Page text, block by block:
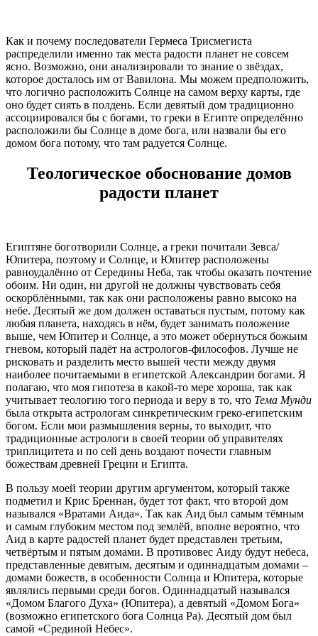
Как и почему последователи Гермеса Трисмегиста
распределили именно так места радости планет не совсем
ясно. Возможно, они анализировали то знание о звёздах,
которое досталось им от Вавилона. Мы можем предположить,
что логично расположить Солнце на самом верху карты, где
оно будет сиять в полдень. Если девятый дом традиционно
ассоциировался бы с богами, то греки в Египте определённо
расположили бы Солнце в доме бога, или назвали бы его
домом бога потому, что там радуется Солнце.
Теологическое обоснование домов
радости планет
Египтяне боготворили Солнце, а греки почитали Зевса/
Юпитера, поэтому и Солнце, и Юпитер расположены
равноудалённо от Середины Неба, так чтобы оказать почтение
обоим. Ни один, ни другой не должны чувствовать себя
оскорблёнными, так как они расположены равно высоко на
небе. Десятый же дом должен оставаться пустым, потому как
любая планета, находясь в нём, будет занимать положение
выше, чем Юпитер и Солнце, а это может обернуться божьим
гневом, который падёт на астрологов-философов. Лучше не
рисковать и разделить место вышей чести между двумя
наиболее почитаемыми в египетской Александрии богами. Я
полагаю, что моя гипотеза в какой-то мере хороша, так как
учитывает теологию того периода и веру в то, что Тема Мунди
была открыта астрологам синкретическим греко-египетским
богом. Если мои размышления верны, то выходит, что
традиционные астрологи в своей теории об управителях
триплицитета и по сей день воздают почести главным
божествам древней Греции и Египта.
В пользу моей теории другим аргументом, который также
подметил и Крис Бреннан, будет тот факт, что второй дом
назывался «Вратами Аида». Так как Аид был самым тёмным
и самым глубоким местом под землёй, вполне вероятно, что
Аид в карте радостей планет будет представлен третьим,
четвёртым и пятым домами. В противовес Аиду будут небеса,
представленные девятым, десятым и одиннадцатым домами –
домами божеств, в особенности Солнца и Юпитера, которые
являлись первыми среди богов. Одиннадцатый назывался
«Домом Благого Духа» (Юпитера), а девятый «Домом Бога»
(возможно египетского бога Солнца Ра). Десятый дом был
самой «Срединой Небес».